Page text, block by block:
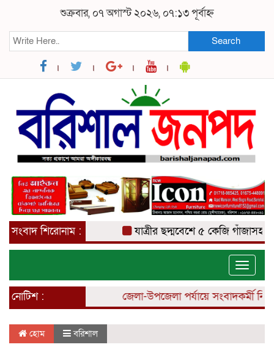
শুক্রবার, ০৭ অগাস্ট ২০২৬, ০৭:১৩ পূর্বাহ্ন
Search
সংবাদ শিরোনাম : যাত্রীর ছদ্মবেশে ৫ কেজি গাঁজাসহ মাদক
Toggle
নোটিশ :
জেলা-উপজেলা পর্যায়ে সংবাদকর্মী নিয়োগ
হোম বরিশাল